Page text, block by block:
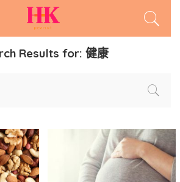
Results for: 健康